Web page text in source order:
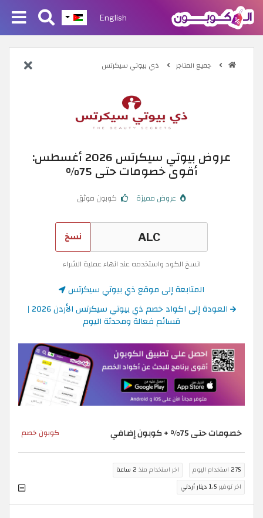
English
جميع المتاجر ذي بيوتي سيكرتس
عروض بيوتي سيكرتس 2026 أغسطس:
أقوى خصومات حتى 75%
عروض مميزة كوبون موثق
نسخ
انسخ الكود واستخدمه عند انهاء عملية الشراء
المتابعة إلى موقع ذي بيوتي سيكرتس
العودة إلى اكواد خصم ذي بيوتي سيكرتس الأردن 2026 |
قسائم فعالة ومحدثة اليوم
خصومات حتى 75% + كوبون إضافي كوبون خصم
275 استخدام اليوم اخر استخدام منذ 2 ساعة
اخر توفير 1.5 دينار أردني